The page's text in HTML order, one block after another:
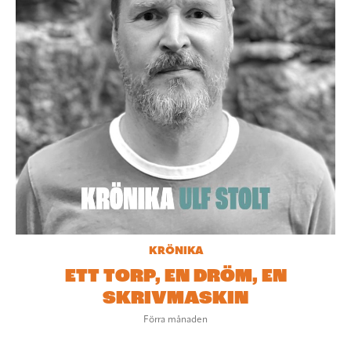
KRÖNIKA
ETT TORP, EN DRÖM, EN
SKRIVMASKIN
Förra månaden